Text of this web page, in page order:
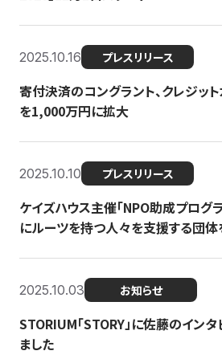
2025.10.16 プレスリリース
寄付決済のコングラント、クレジッ
を1,000万円に拡大
2025.10.10 プレスリリース
ケイズハウス主催「NPO助成プログ
にルーツを持つ人々を支援する団体
2025.10.03 お知らせ
STORIUM「STORY」に佐藤のイン
ました